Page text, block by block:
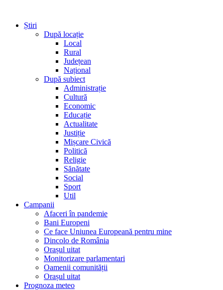
Știri
După locație
Local
Rural
Județean
Național
După subiect
Administrație
Cultură
Economic
Educație
Actualitate
Justiție
Mișcare Civică
Politică
Religie
Sănătate
Social
Sport
Util
Campanii
Afaceri în pandemie
Bani Europeni
Ce face Uniunea Europeană pentru mine
Dincolo de România
Orașul uitat
Monitorizare parlamentari
Oamenii comunității
Orașul uitat
Prognoza meteo